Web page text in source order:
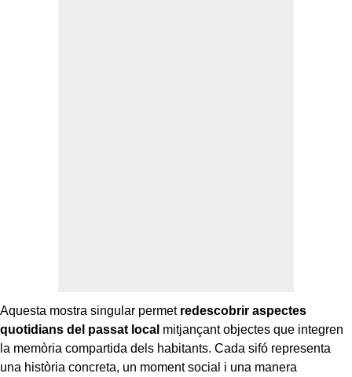
Aquesta mostra singular permet redescobrir aspectes
quotidians del passat local mitjançant objectes que integren
la memòria compartida dels habitants. Cada sifó representa
una història concreta, un moment social i una manera